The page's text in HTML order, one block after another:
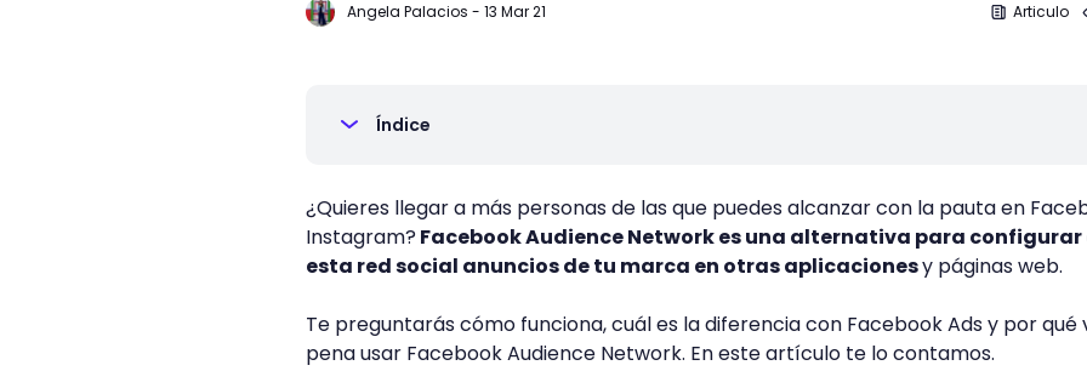
Angela Palacios - 13 Mar 21 Articulo
Índice
¿Quieres llegar a más personas de las que puedes alcanzar con la pauta en
Instagram? Facebook Audience Network es una alternativa para configurar
esta red social anuncios de tu marca en otras aplicacionesy páginas web.
Te preguntarás cómo funciona, cuál es la diferencia con Facebook Ads y por qué
pena usar Facebook Audience Network. En este artículo te lo contamos.